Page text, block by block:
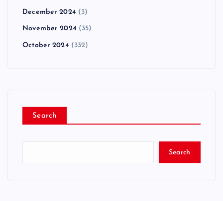
December 2024 (3)
November 2024 (35)
October 2024 (332)
Search
Search